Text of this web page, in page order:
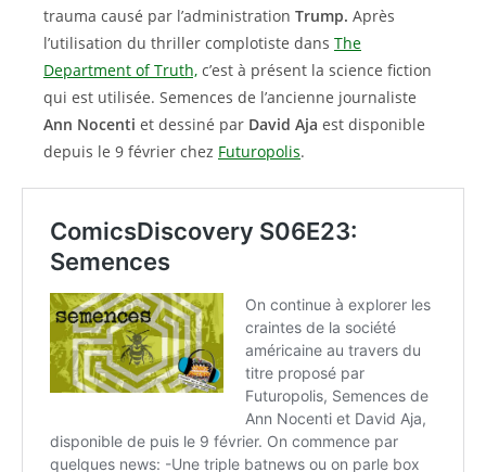
trauma causé par l’administration Trump. Après
l’utilisation du thriller complotiste dans The
Department of Truth, c’est à présent la science fiction
qui est utilisée. Semences de l’ancienne journaliste
Ann Nocenti et dessiné par David Aja est disponible
depuis le 9 février chez Futuropolis.